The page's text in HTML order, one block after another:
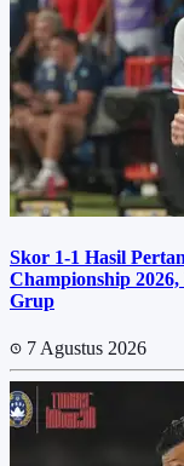
Skor 1-1 Hasil
Championship
Grup
7 Agustus 2026